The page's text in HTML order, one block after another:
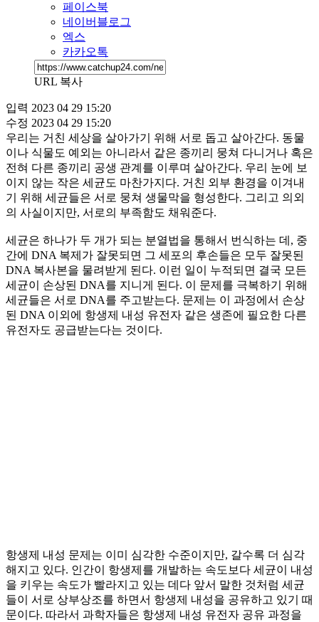
페이스북
네이버블로그
엑스
카카오톡
URL 복사
입력 2023 04 29 15:20
수정 2023 04 29 15:20
우리는 거친 세상을 살아가기 위해 서로 돕고 살아간다. 동물
이나 식물도 예외는 아니라서 같은 종끼리 뭉쳐 다니거나 혹은
전혀 다른 종끼리 공생 관계를 이루며 살아간다. 우리 눈에 보
이지 않는 작은 세균도 마찬가지다. 거친 외부 환경을 이겨내
기 위해 세균들은 서로 뭉쳐 생물막을 형성한다. 그리고 의외
의 사실이지만, 서로의 부족함도 채워준다.
세균은 하나가 두 개가 되는 분열법을 통해서 번식하는 데, 중
간에 DNA 복제가 잘못되면 그 세포의 후손들은 모두 잘못된
DNA 복사본을 물려받게 된다. 이런 일이 누적되면 결국 모든
세균이 손상된 DNA를 지니게 된다. 이 문제를 극복하기 위해
세균들은 서로 DNA를 주고받는다. 문제는 이 과정에서 손상
된 DNA 이외에 항생제 내성 유전자 같은 생존에 필요한 다른
유전자도 공급받는다는 것이다.
항생제 내성 문제는 이미 심각한 수준이지만, 갈수록 더 심각
해지고 있다. 인간이 항생제를 개발하는 속도보다 세균이 내성
을 키우는 속도가 빨라지고 있는 데다 앞서 말한 것처럼 세균
들이 서로 상부상조를 하면서 항생제 내성을 공유하고 있기 때
문이다. 따라서 과학자들은 항생제 내성 유전자 공유 과정을